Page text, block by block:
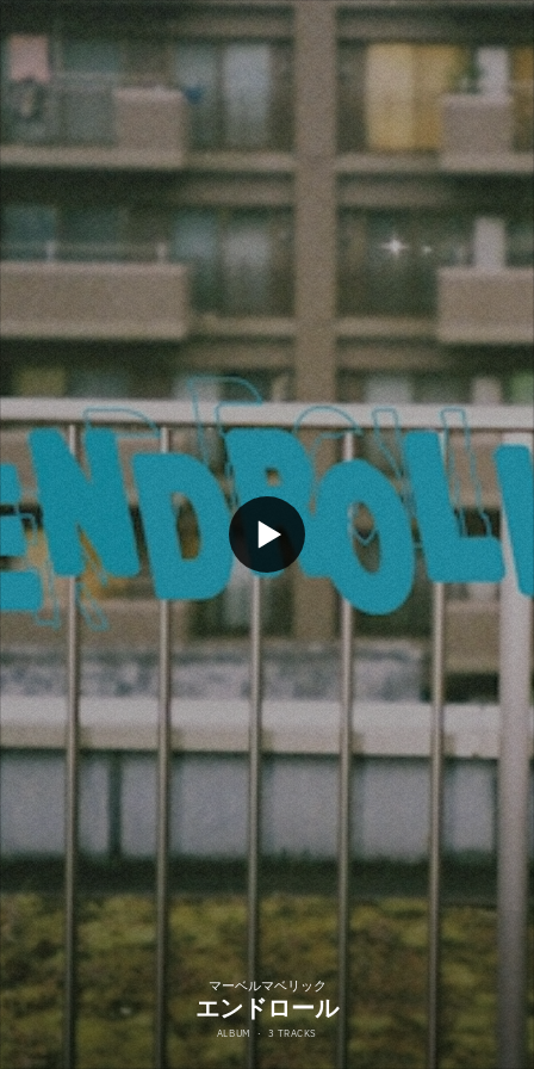
マーベルマベリック
エンドロール
ALBUM · 3 TRACKS